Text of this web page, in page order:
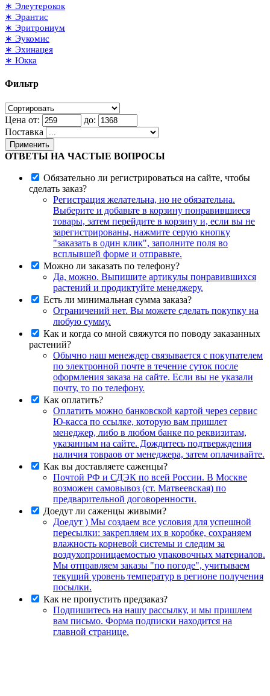
∗ Элеутерокок
∗ Эрантис
∗ Эритрониум
∗ Эукомис
∗ Эхинацея
∗ Юкка
Фильтр
Цена от:
до:
Поставка
Применить
ОТВЕТЫ НА ЧАСТЫЕ ВОПРОСЫ
Обязательно ли регистрироваться на сайте, чтобы
сделать заказ?
Регистрация желательна, но не обязательна.
Выберите и добавьте в корзину понравившиеся
товары, затем перейдите в корзину и, если вы не
зарегистрированы, нажмите серую кнопку
"заказать в один клик", заполните поля во
всплывшей форме и отправьте.
Можно ли заказать по телефону?
Да, можно. Выпишите артикулы понравившихся
растений и продиктуйте менеджеру.
Есть ли минимальная сумма заказа?
Ограничений нет. Вы можете сделать покупку на
любую сумму.
Как и когда со мной свяжутся по поводу заказанных
растений?
Обычно наш менеждер связывается с покупателем
по электронной почте в течение суток после
оформления заказа на сайте. Если вы не указали
почту, то по телефону.
Как оплатить?
Оплатить можно банковской картой через сервис
Ю-касса по ссылке, которую вам пришлет
менеджер, либо в любом банке по реквизитам,
указанным на сайте. Дождитесь подтверждения
наличия товраов от менеджера, затем оплачивайте.
Как вы доставляете саженцы?
Почтой РФ и СДЭК по всей России. В Москве
возможен самовывоз (ст. Матвеевская) по
предварительной договоренности.
Доедут ли саженцы живыми?
Доедут ) Мы создаем все условия для успешной
пересылки: закрепляем их в коробке, сохраняем
влажность корневой системы и следим за
воздухопроницаемостью упаковочных материалов.
Мы отправляем заказы "по погоде", учитываем
текущий уровень температур в регионе получения
посылки.
Как не пропустить предзаказ?
Подпишитесь на нашу рассылку, и мы пришлем
вам письмо. Форма подписки находится на
главной странице.